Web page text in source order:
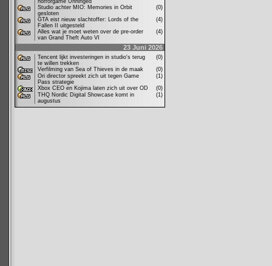
horrorgame Unhinged
Studio achter MIO: Memories in Orbit
gesloten
(0)
GTA eist nieuw slachtoffer: Lords of the
Fallen II uitgesteld
(4)
Alles wat je moet weten over de pre-order
van Grand Theft Auto VI
(4)
23 Juni 2026
Tencent lijkt investeringen in studio's terug
te willen trekken
(0)
Verfilming van Sea of Thieves in de maak
(0)
Ori director spreekt zich uit tegen Game
Pass strategie
(1)
Xbox CEO en Kojima laten zich uit over OD
(0)
THQ Nordic Digital Showcase komt in
augustus
(1)